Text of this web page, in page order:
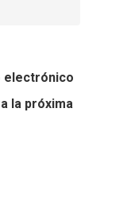
electrónico
la próxima